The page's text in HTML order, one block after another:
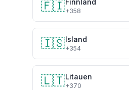
🇫🇮Finnland
+358
🇮🇸Island
+354
🇱🇹Litauen
+370